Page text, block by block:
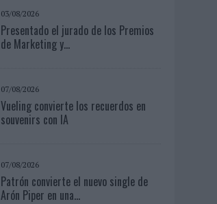
03/08/2026
Presentado el jurado de los Premios
de Marketing y...
07/08/2026
Vueling convierte los recuerdos en
souvenirs con IA
07/08/2026
Patrón convierte el nuevo single de
Arón Piper en una...